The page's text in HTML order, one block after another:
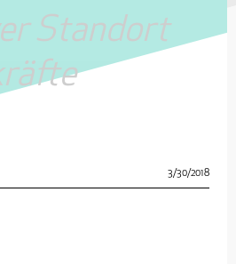
Standort
3/30/2018